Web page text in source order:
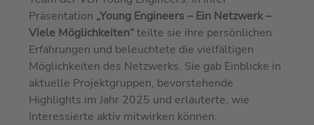
Präsentation „Young Engineers – Ein Netzwerk –
Viele Möglichkeiten“teilte sie ihre persönlichen
Erfahrungen und beleuchtete die vielfältigen
Möglichkeiten des Netzwerks. Sie gab Einblicke in
aktuelle Projektgruppen, bevorstehende
Highlights im Jahr 2025 und erläuterte, wie
Interessierte aktiv mitwirken können.